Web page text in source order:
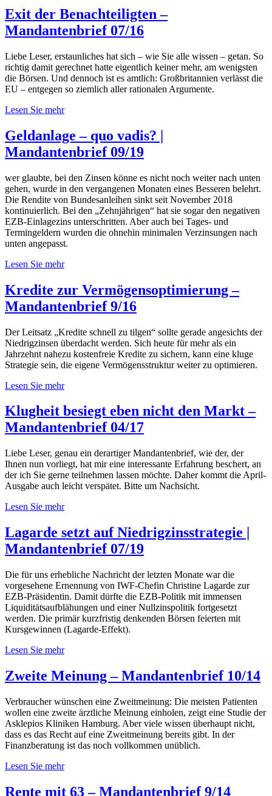
Exit der Benachteiligten –
Mandantenbrief 07/16
Liebe Leser, erstaunliches hat sich – wie Sie alle wissen – getan. So
richtig damit gerechnet hatte eigentlich keiner mehr, am wenigsten
die Börsen. Und dennoch ist es amtlich: Großbritannien verlässt die
EU – entgegen so ziemlich aller rationalen Argumente.
Lesen Sie mehr
Geldanlage – quo vadis? |
Mandantenbrief 09/19
wer glaubte, bei den Zinsen könne es nicht noch weiter nach unten
gehen, wurde in den vergangenen Monaten eines Besseren belehrt.
Die Rendite von Bundesanleihen sinkt seit November 2018
kontinuierlich. Bei den „Zehnjährigen“ hat sie sogar den negativen
EZB-Einlagezins unterschritten. Aber auch bei Tages- und
Termingeldern wurden die ohnehin minimalen Verzinsungen nach
unten angepasst.
Lesen Sie mehr
Kredite zur Vermögensoptimierung –
Mandantenbrief 9/16
Der Leitsatz „Kredite schnell zu tilgen“ sollte gerade angesichts der
Niedrigzinsen überdacht werden. Sich heute für mehr als ein
Jahrzehnt nahezu kostenfreie Kredite zu sichern, kann eine kluge
Strategie sein, die eigene Vermögensstruktur weiter zu optimieren.
Lesen Sie mehr
Klugheit besiegt eben nicht den Markt –
Mandantenbrief 04/17
Liebe Leser, genau ein derartiger Mandantenbrief, wie der, der
Ihnen nun vorliegt, hat mir eine interessante Erfahrung beschert, an
der ich Sie gerne teilnehmen lassen möchte. Daher kommt die April-
Ausgabe auch leicht verspätet. Bitte um Nachsicht.
Lesen Sie mehr
Lagarde setzt auf Niedrigzinsstrategie |
Mandantenbrief 07/19
Die für uns erhebliche Nachricht der letzten Monate war die
vorgesehene Ernennung von IWF-Chefin Christine Lagarde zur
EZB-Präsidentin. Damit dürfte die EZB-Politik mit immensen
Liquiditätsaufblähungen und einer Nullzinspolitik fortgesetzt
werden. Die primär kurzfristig denkenden Börsen feierten mit
Kursgewinnen (Lagarde-Effekt).
Lesen Sie mehr
Zweite Meinung – Mandantenbrief 10/14
Verbraucher wünschen eine Zweitmeinung: Die meisten Patienten
wollen eine zweite ärztliche Meinung einholen, zeigt eine Studie der
Asklepios Kliniken Hamburg. Aber viele wissen überhaupt nicht,
dass es das Recht auf eine Zweitmeinung bereits gibt. In der
Finanzberatung ist das noch vollkommen unüblich.
Lesen Sie mehr
Rente mit 63 – Mandantenbrief 9/14